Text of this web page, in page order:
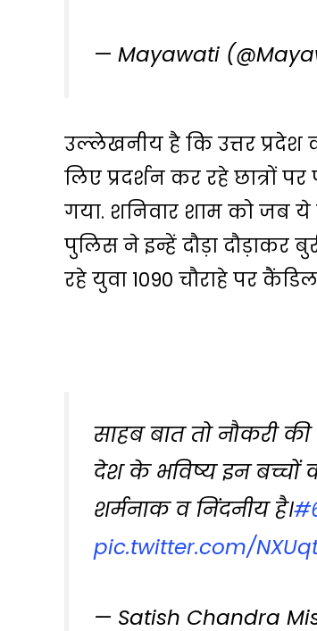
— Mayawati
उल्‍लेखनीय है कि उत्तर प्रदेश
लिए प्रदर्शन कर रहे छात्रों
गया. शनिवार शाम को जब ये
पुलिस ने इन्हें दौड़ा दौड़ाकर
रहे युवा 1090 चौराहे पर
साहब बात तो नौकरी की
देश के भविष्य इन बच्चों
शर्मनाक व निंदनीय है।
pic.twitter.com/
— Satish Chandra